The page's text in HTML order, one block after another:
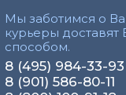
Мы заботимся о
курьеры
способом.
8 (495) 984-33-93
8 (901) 586-80-11